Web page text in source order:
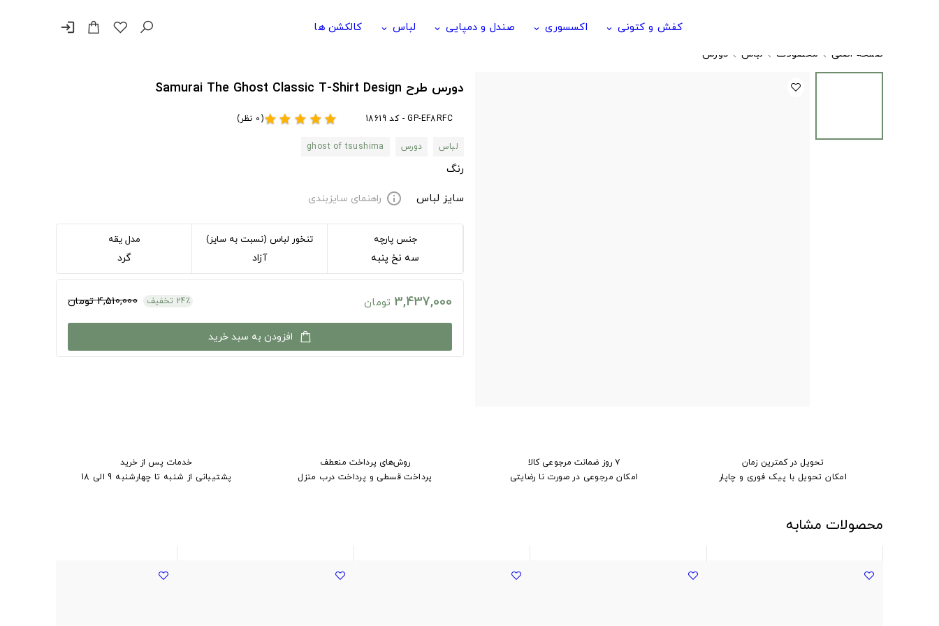
کفش و کتونی keyboard_arrow_down اکسسوری keyboard_arrow_down صندل و دمپایی keyboard_arrow_down لباس keyboard_arrow_down کالکشن ها login
صفحه اصلی محصولات لباس دورس
دورس طرح Samurai The Ghost Classic T-Shirt Design
GP-EF8RFC - کد 18619 star
star
star
star
star(0 نظر)
لباس
دورس ghost of tsushima
رنگ
سایز لباس
info راهنمای سایزبندی
جنس پارچه
سه نخ پنبه
تنخور لباس (نسبت به سایز)
آزاد
مدل یقه
گرد
3,437,000 تومان 24٪ تخفیف 4,510,000 تومان
افزودن به سبد خرید
تحویل در کمترین زمان
امکان تحویل با پیک فوری و چاپار
۷ روز ضمانت مرجوعی کالا
امکان مرجوعی در صورت نا رضایتی
روش‌های پرداخت منعطف
پرداخت قسطی و پرداخت درب منزل
خدمات پس از خرید
پشتیبانی از شنبه تا چهارشنبه 9 الی 18
محصولات مشابه